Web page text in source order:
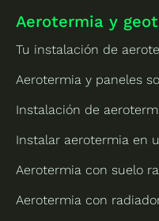
Aerotermia y
Tu instalación de
Aerotermia y paneles
Instalación de
Instalar aerotermia en
Aerotermia con suelo
Aerotermia con